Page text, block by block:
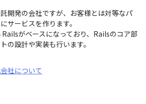
開発の会社ですが、お客様とは対等なパ
サービスを作ります。
がベースになっており、Railsのコア部
の設計や実装も行います。
社について